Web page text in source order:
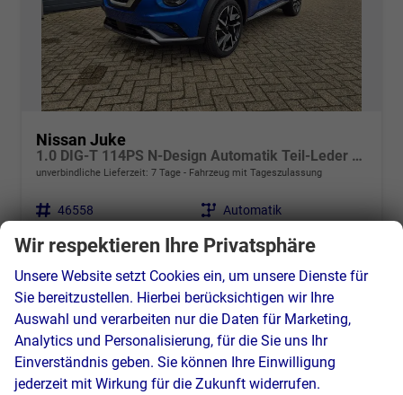
Nissan Juke
1.0 DIG-T 114PS N-Design Automatik Teil-Leder Klimaautomatik Sitzheizung Lenkradheizung PDC v+h Rückf.Kamera Navi 19"LM Bluetooth Touchscreen Apple CarPlay Android Auto
unverbindliche Lieferzeit: 7 Tage Fahrzeug mit Tageszulassung
Fahrzeugnr. 46558 Getriebe Automatik
Leistung 84 kW (114 PS) Kilometerstand 2 km
31.03.2026
24.390,– €
incl. 19% MwSt.
Details
Verbrauch kombiniert:6,10 l/100km
CO2-Klasse: E
CO2-Emissionen:138,00 g/km
Wir respektieren Ihre Privatsphäre
Unsere Website setzt Cookies ein, um unsere Dienste für
Sie bereitzustellen. Hierbei berücksichtigen wir Ihre
Auswahl und verarbeiten nur die Daten für Marketing,
Analytics und Personalisierung, für die Sie uns Ihr
Einverständnis geben. Sie können Ihre Einwilligung
jederzeit mit Wirkung für die Zukunft widerrufen.